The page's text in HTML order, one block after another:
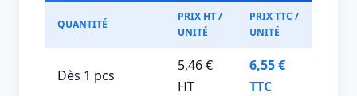
QUANTITÉ
PRIX HT /
UNITÉ
PRIX TTC /
UNITÉ
Dès 1 pcs
5,46 €
HT
6,55 €
TTC